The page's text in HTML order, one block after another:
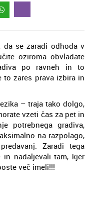
da se zaradi odhoda v
oziroma obvladate
po ravneh in to
to zares prava izbira in
– traja tako dolgo,
vzeti čas za pet in
potrebnega gradiva,
na razpolago,
Zaradi tega
nadaljevali tam, kjer
več imeli!!!